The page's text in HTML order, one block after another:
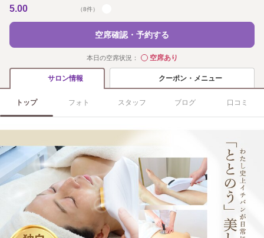
5.00 （8件）
空席確認・予約する
本日の空席状況： ◯空席あり
サロン情報 クーポン・メニュー
トップ フォト スタッフ ブログ 口コミ